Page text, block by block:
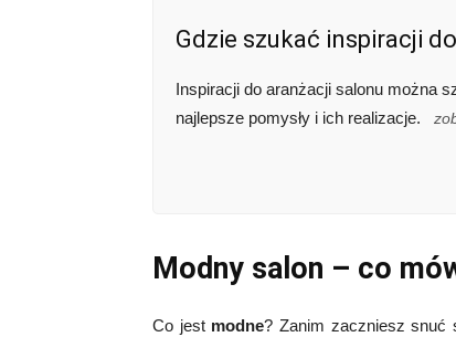
Gdzie szukać inspiracji
Inspiracji do aranżacji salonu można
najlepsze pomysły i ich realizacje.
Modny salon – co
Co jest modne? Zanim zaczniesz snuć